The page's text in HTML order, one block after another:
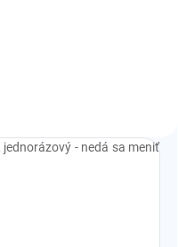
- nedá sa meniť